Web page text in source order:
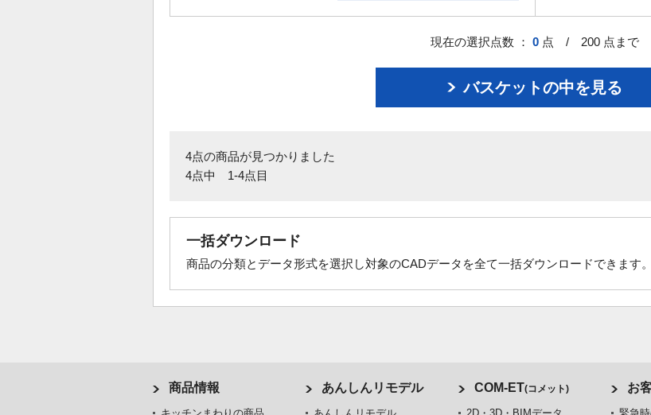
現在の選択点数 ： 0 点 / 200 点まで
バスケットの中を見る
4点の商品が見つかりました
4点中 1-4点目
一括ダウンロード
商品の分類とデータ形式を選択し対象のCADデータを全て一括ダウンロードできます。
商品情報 あんしんリモデル COM-ET(コメット) お